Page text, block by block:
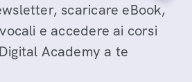
scaricare eBook,
e accedere ai corsi
Academy a te